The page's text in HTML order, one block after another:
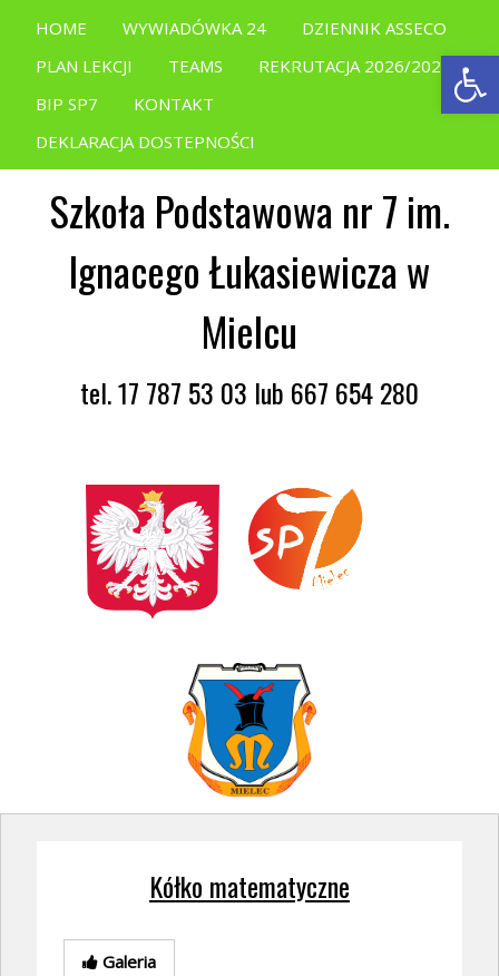
HOME WYWIADÓWKA 24
DZIENNIK ASSECO
PLAN LEKCJI
TEAMS
REKRUTACJA 2026/2027
BIP SP7
KONTAKT
DEKLARACJA DOSTEPNOŚCI
Szkoła Podstawowa nr 7 im.
Ignacego Łukasiewicza w
Mielcu
tel. 17 787 53 03 lub 667 654 280
Kółko matematyczne
Galeria